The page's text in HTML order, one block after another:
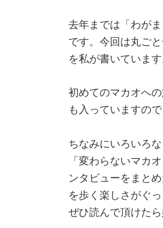
去年までは「わが
です。今回は丸ご
を私が書いています
初めてのマカオへ
も入っていますの
ちなみにいろいろ
「変わらないマカ
ンタビューをまと
を歩く楽しさがぐ
ぜひ読んで頂けたら